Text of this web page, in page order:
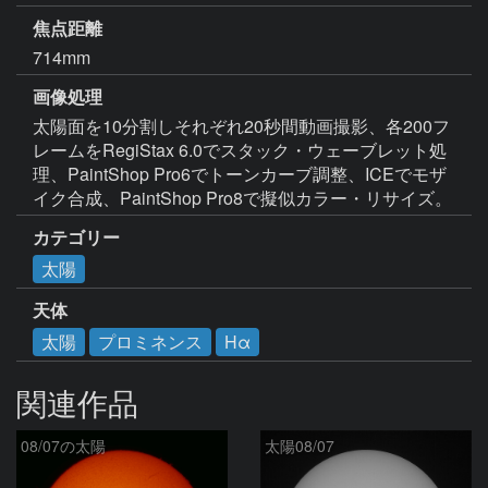
焦点距離
714mm
画像処理
太陽面を10分割しそれぞれ20秒間動画撮影、各200フ
レームをRegiStax 6.0でスタック・ウェーブレット処
理、PaintShop Pro6でトーンカーブ調整、ICEでモザ
イク合成、PaintShop Pro8で擬似カラー・リサイズ。
カテゴリー
太陽
天体
太陽
プロミネンス Hα
関連作品
08/07の太陽 太陽08/07